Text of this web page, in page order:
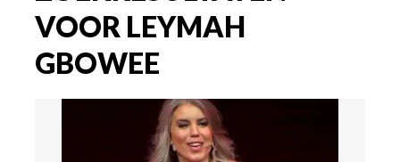
VOOR LEYMAH
GBOWEE